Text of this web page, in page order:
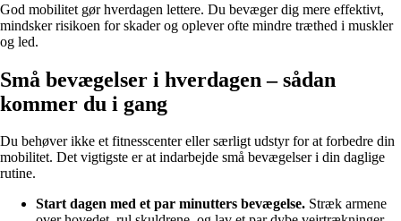
God mobilitet gør hverdagen lettere. Du bevæger dig mere effektivt,
mindsker risikoen for skader og oplever ofte mindre træthed i muskler
og led.
Små bevægelser i hverdagen – sådan
kommer du i gang
Du behøver ikke et fitnesscenter eller særligt udstyr for at forbedre din
mobilitet. Det vigtigste er at indarbejde små bevægelser i din daglige
rutine.
Start dagen med et par minutters bevægelse. Stræk armene